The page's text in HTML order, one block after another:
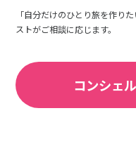
「自分だけのひとり旅を作り
ストがご相談に応じます。
コンシェ